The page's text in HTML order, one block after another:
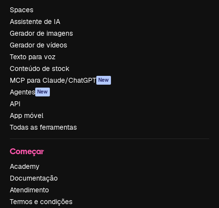
Spaces
Assistente de IA
Gerador de imagens
Gerador de vídeos
Texto para voz
Conteúdo de stock
MCP para Claude/ChatGPT New
Agentes New
API
App móvel
Todas as ferramentas
Começar
Academy
Documentação
Atendimento
Termos e condições